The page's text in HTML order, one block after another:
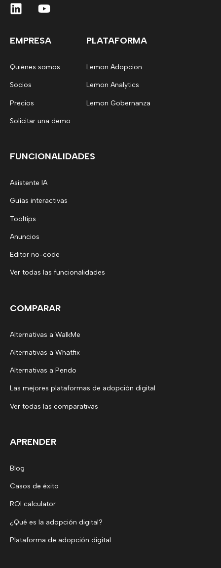
EMPRESA
Quiénes somos
Socios
Precios
Solicitar una demo
PLATAFORMA
Lemon Adopcion
Lemon Analytics
Lemon Gobernanza
FUNCIONALIDADES
Asistente IA
Guías interactivas
Tooltips
Anuncios
Editor no-code
Ver todas las funcionalidades
COMPARAR
Alternativas a WalkMe
Alternativas a Whatfix
Alternativas a Pendo
Las mejores plataformas de adopción digital
Ver todas las comparativas
APRENDER
Blog
Casos de éxito
ROI calculator
¿Qué es la adopción digital?
Plataforma de adopción digital